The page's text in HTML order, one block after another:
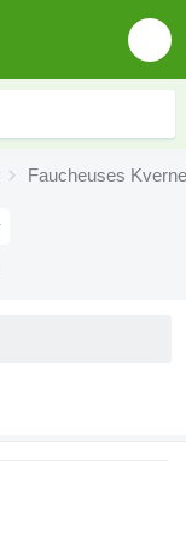
Faucheuses